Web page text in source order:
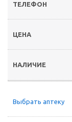
Выбрать аптеку